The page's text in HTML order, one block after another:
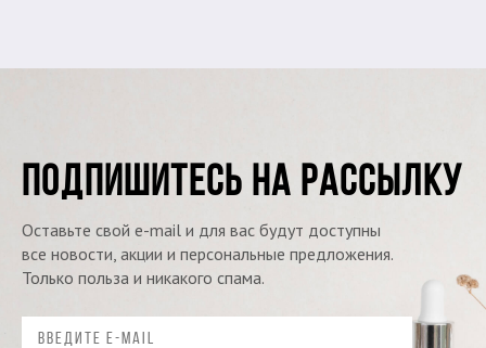
ПОДПИШИТЕСЬ НА РАССЫЛКУ
Оставьте свой e-mail и для вас будут доступны
все новости, акции и персональные предложения.
Только польза и никакого спама.